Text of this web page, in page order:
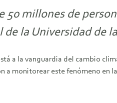
50 millones de
de la Universidad de
a la vanguardia del cambio
a monitorear este fenómeno en